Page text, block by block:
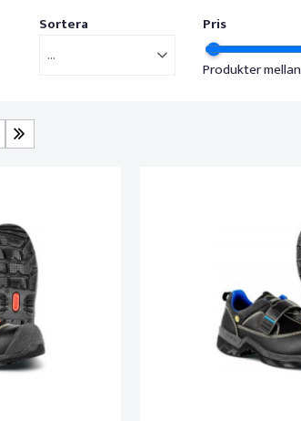
Sortera
...
Pris
Produkter mellan